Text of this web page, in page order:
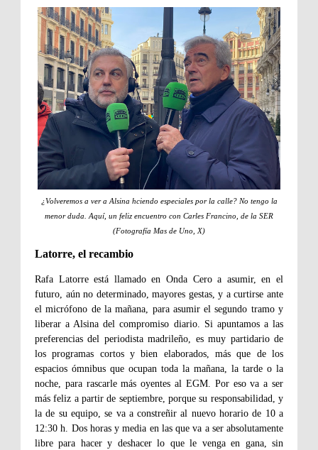
¿Volveremos a ver a Alsina hciendo especiales por la calle? No tengo la
menor duda. Aquí, un feliz encuentro con Carles Francino, de la SER
(Fotografía Mas de Uno, X)
Latorre, el recambio
Rafa Latorre está llamado en Onda Cero a asumir, en el
futuro, aún no determinado, mayores gestas, y a curtirse ante
el micrófono de la mañana, para asumir el segundo tramo y
liberar a Alsina del compromiso diario. Si apuntamos a las
preferencias del periodista madrileño, es muy partidario de
los programas cortos y bien elaborados, más que de los
espacios ómnibus que ocupan toda la mañana, la tarde o la
noche, para rascarle más oyentes al EGM. Por eso va a ser
más feliz a partir de septiembre, porque su responsabilidad, y
la de su equipo, se va a constreñir al nuevo horario de 10 a
12:30 h. Dos horas y media en las que va a ser absolutamente
libre para hacer y deshacer lo que le venga en gana, sin